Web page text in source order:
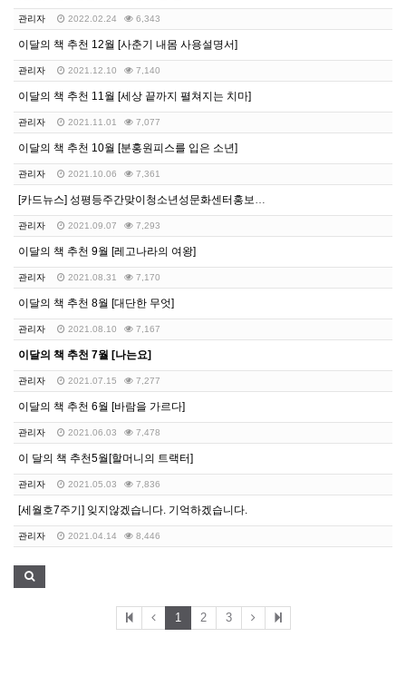
관리자 2022.02.24 6,343
이달의 책 추천 12월 [사춘기 내몸 사용설명서]
관리자 2021.12.10 7,140
이달의 책 추천 11월 [세상 끝까지 펼쳐지는 치마]
관리자 2021.11.01 7,077
이달의 책 추천 10월 [분홍원피스를 입은 소년]
관리자 2021.10.06 7,361
[카드뉴스] 성평등주간맞이청소년성문화센터홍보카드뉴스
관리자 2021.09.07 7,293
이달의 책 추천 9월 [레고나라의 여왕]
관리자 2021.08.31 7,170
이달의 책 추천 8월 [대단한 무엇]
관리자 2021.08.10 7,167
이달의 책 추천 7월 [나는요]
관리자 2021.07.15 7,277
이달의 책 추천 6월 [바람을 가르다]
관리자 2021.06.03 7,478
이 달의 책 추천5월[할머니의 트랙터]
관리자 2021.05.03 7,836
[세월호7주기] 잊지않겠습니다. 기억하겠습니다.
관리자 2021.04.14 8,446
1 2 3